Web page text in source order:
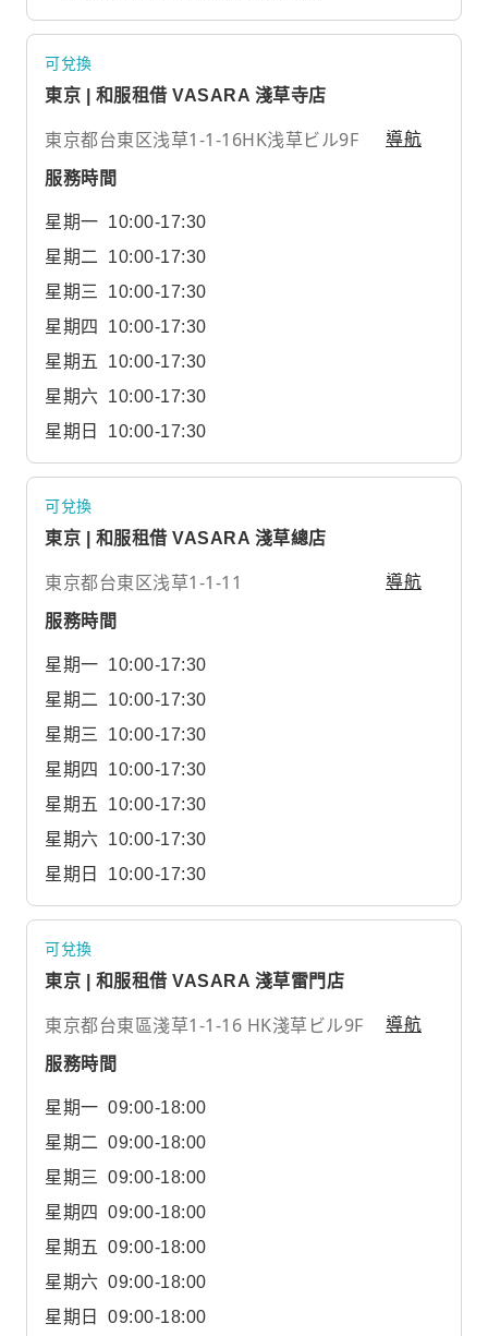
可兌換
東京 | 和服租借 VASARA 淺草寺店
東京都台東区浅草1-1-16HK浅草ビル9F 導航
服務時間
星期一 10:00-17:30
星期二
10:00-17:30
星期三
10:00-17:30
星期四
10:00-17:30
星期五
10:00-17:30
星期六 10:00-17:30
星期日
10:00-17:30
可兌換
東京 | 和服租借 VASARA 淺草總店
東京都台東区浅草1-1-11 導航
服務時間
星期一 10:00-17:30
星期二
10:00-17:30
星期三
10:00-17:30
星期四
10:00-17:30
星期五
10:00-17:30
星期六 10:00-17:30
星期日
10:00-17:30
可兌換
東京 | 和服租借 VASARA 淺草雷門店
東京都台東區淺草1-1-16 HK淺草ビル9F 導航
服務時間
星期一 09:00-18:00
星期二 09:00-18:00
星期三
09:00-18:00
星期四
09:00-18:00
星期五
09:00-18:00
星期六 09:00-18:00
星期日
09:00-18:00